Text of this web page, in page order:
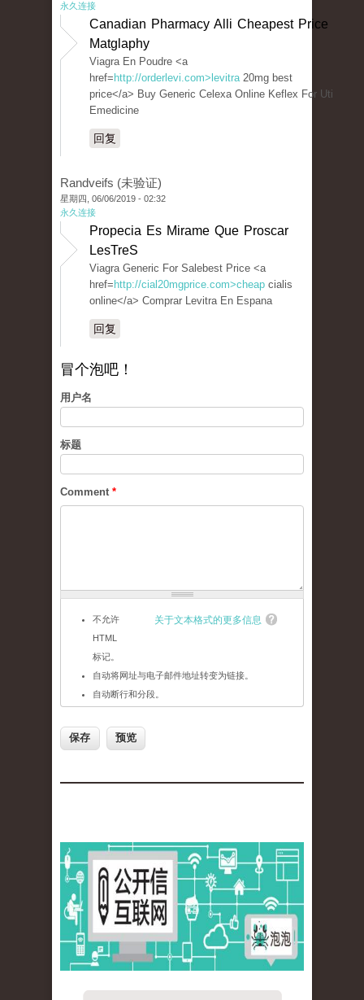
永久连接
Canadian Pharmacy Alli Cheapest Price
Matglaphy
Viagra En Poudre <a
href= http://orderlevi.com>levitra20mg best
price</a> Buy Generic Celexa Online Keflex For Uti
Emedicine
回复
Randveifs (未验证)
星期四, 06/06/2019 - 02:32
永久连接
Propecia Es Mirame Que Proscar
LesTreS
Viagra Generic For Salebest Price <a
href= http://cial20mgprice.com>cheap cialis
online</a> Comprar Levitra En Espana
回复
冒个泡吧！
用户名
标题
Comment *
关于文本格式的更多信息
不允许
HTML
标记。
自动将网址与电子邮件地址转变为链接。
自动断行和分段。